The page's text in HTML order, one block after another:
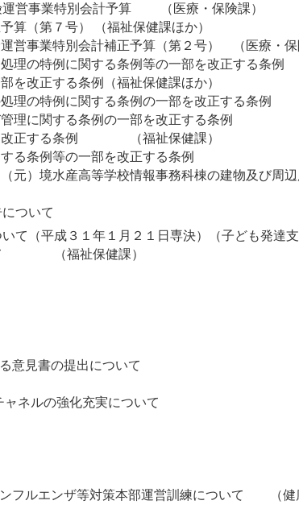
運営事業特別会計予算 （医療・保険課）
（第７号） （福祉保健課ほか）
営事業特別会計補正予算（第２号） （医療・保
理の特例に関する条例等の一部を改正する条
改正する条例（福祉保健課ほか）
処理の特例に関する条例の一部を改正す
及び管理に関する条例の一部を改正す
を改正する条例 （福祉保健課）
に関する条例等の一部を改正する条例
元）境水産高等学校情報事務科棟の建物及び
ついて
３１年１月２１日専決）（子ども発達支
て （福祉保健課）
意見書の提出について
ネルの強化充実について
ンフルエンザ等対策本部運営訓練について （健